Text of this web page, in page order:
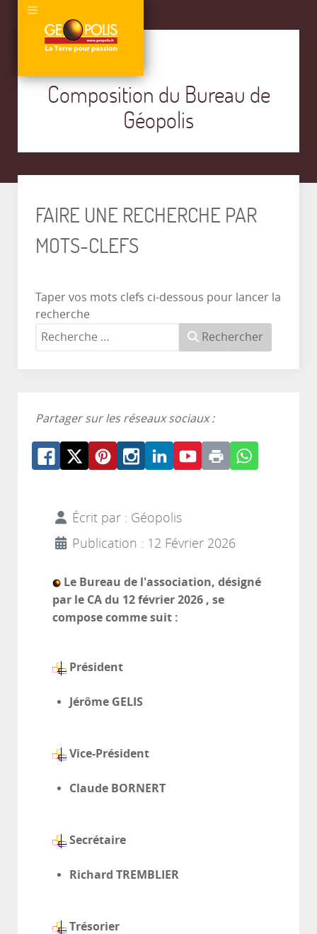
Composition du Bureau de
Géopolis
FAIRE UNE RECHERCHE PAR
MOTS-CLEFS
Taper vos mots clefs ci-dessous pour lancer la
recherche
Rechercher
Partager sur les réseaux sociaux :
Écrit par : Géopolis
Publication : 12 Février 2026
Le Bureau de l'association, désigné
par le CA du 12 février 2026 , se
compose comme suit :
Président
Jérôme GELIS
Vice-Président
Claude BORNERT
Secrétaire
Richard TREMBLIER
Trésorier